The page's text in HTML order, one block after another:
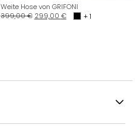
Weite Hose von GRIFONI
399,00€ 299,00 € + 1